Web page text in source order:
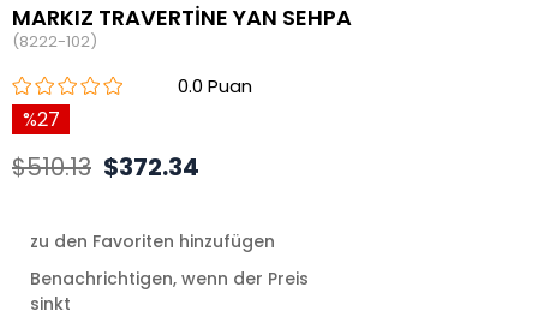
MARKIZ TRAVERTİNE YAN SEHPA
(8222-102)
0.0
27
$510.13 $372.34
zu den Favoriten hinzufügen
Benachrichtigen, wenn der Preis
sinkt